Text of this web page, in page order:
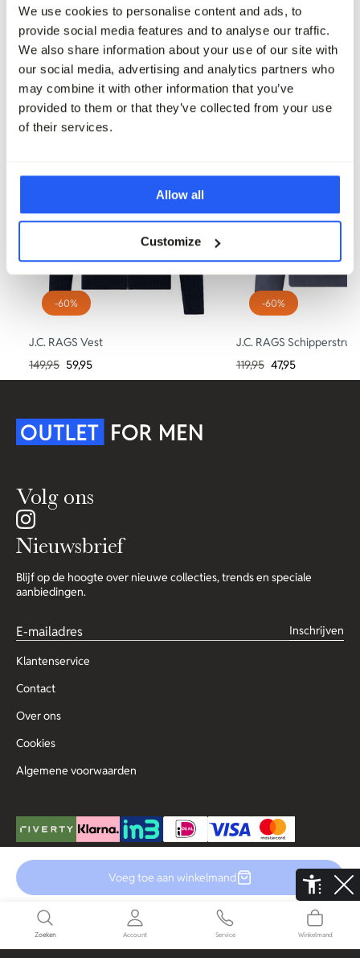
We use cookies to personalise content and ads, to
provide social media features and to analyse our traffic.
We also share information about your use of our site with
our social media, advertising and analytics partners who
may combine it with other information that you’ve
provided to them or that they’ve collected from your use
of their services.
Allow all
Customize
Voeg toe aan winkelmand
99,95
29,95
119,95 35,95
Maak je outfit compleet
-60%
J.C. RAGS Vest
149,95 59,95
-60%
J.C. RAGS Schipperstrui
119,95 47,95
Volg ons
Nieuwsbrief
Blijf op de hoogte over nieuwe collecties, trends en speciale
aanbiedingen.
Inschrijven
Klantenservice
Contact
Over ons
Cookies
Algemene voorwaarden
© Copyright 2025 Outlet for Men De Aaldor 13, 4191 PC, Geldermalsen
Zoeken Account Service Winkelmand